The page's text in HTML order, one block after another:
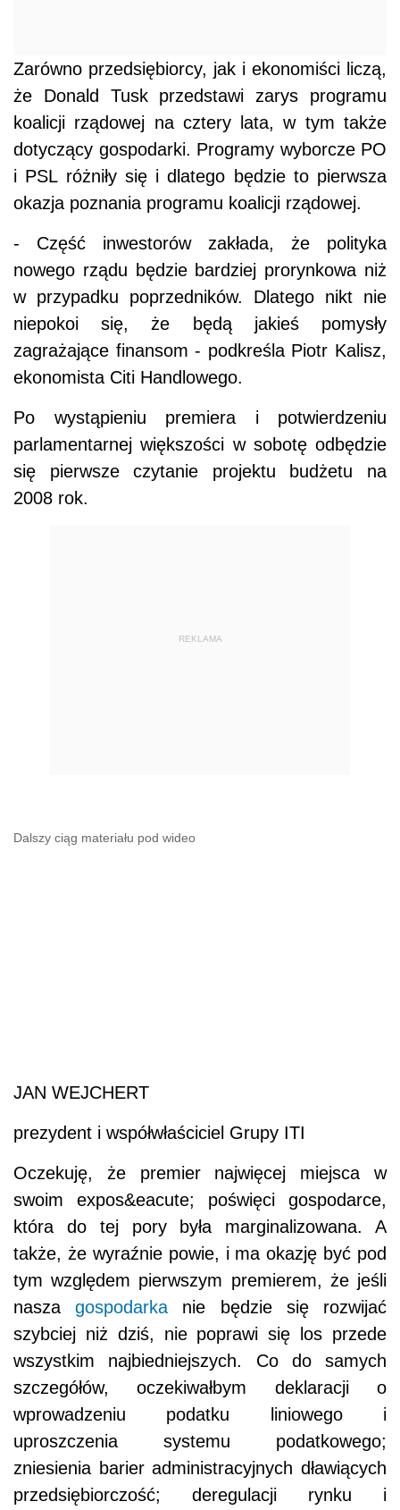
Zarówno przedsiębiorcy, jak i ekonomiści liczą,
że Donald Tusk przedstawi zarys programu
koalicji rządowej na cztery lata, w tym także
dotyczący gospodarki. Programy wyborcze PO
i PSL różniły się i dlatego będzie to pierwsza
okazja poznania programu koalicji rządowej.
- Część inwestorów zakłada, że polityka
nowego rządu będzie bardziej prorynkowa niż
w przypadku poprzedników. Dlatego nikt nie
niepokoi się, że będą jakieś pomysły
zagrażające finansom - podkreśla Piotr Kalisz,
ekonomista Citi Handlowego.
Po wystąpieniu premiera i potwierdzeniu
parlamentarnej większości w sobotę odbędzie
się pierwsze czytanie projektu budżetu na
2008 rok.
REKLAMA
Dalszy ciąg materiału pod wideo
JAN WEJCHERT
prezydent i współwłaściciel Grupy ITI
Oczekuję, że premier najwięcej miejsca w
swoim expos&eacute; poświęci gospodarce,
która do tej pory była marginalizowana. A
także, że wyraźnie powie, i ma okazję być pod
tym względem pierwszym premierem, że jeśli
naszagospodarkanie będzie się rozwijać
szybciej niż dziś, nie poprawi się los przede
wszystkim najbiedniejszych. Co do samych
szczegółów, oczekiwałbym deklaracji o
wprowadzeniu podatku liniowego i
uproszczenia systemu podatkowego;
zniesienia barier administracyjnych dławiących
przedsiębiorczość; deregulacji rynku i